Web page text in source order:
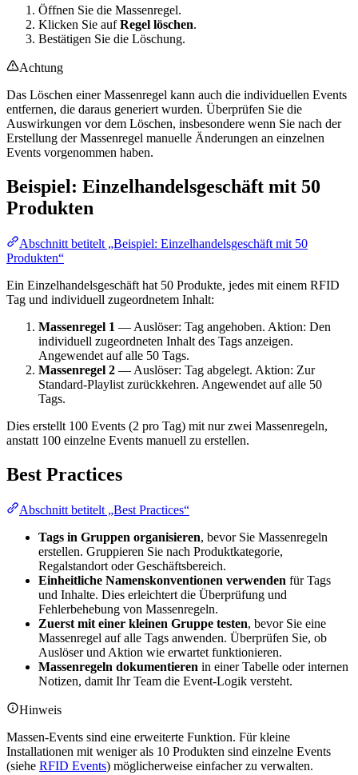
Öffnen Sie die Massenregel.
Klicken Sie aufRegel löschen.
Bestätigen Sie die Löschung.
Achtung
Das Löschen einer Massenregel kann auch die individuellen Events
entfernen, die daraus generiert wurden. Überprüfen Sie die
Auswirkungen vor dem Löschen, insbesondere wenn Sie nach der
Erstellung der Massenregel manuelle Änderungen an einzelnen
Events vorgenommen haben.
Beispiel: Einzelhandelsgeschäft mit 50
Produkten
Abschnitt betitelt „Beispiel: Einzelhandelsgeschäft mit 50
Produkten“
Ein Einzelhandelsgeschäft hat 50 Produkte, jedes mit einem RFID
Tag und individuell zugeordnetem Inhalt:
Massenregel 1 — Auslöser: Tag angehoben. Aktion: Den
individuell zugeordneten Inhalt des Tags anzeigen.
Angewendet auf alle 50 Tags.
Massenregel 2 — Auslöser: Tag abgelegt. Aktion: Zur
Standard-Playlist zurückkehren. Angewendet auf alle 50
Tags.
Dies erstellt 100 Events (2 pro Tag) mit nur zwei Massenregeln,
anstatt 100 einzelne Events manuell zu erstellen.
Best Practices
Abschnitt betitelt „Best Practices“
Tags in Gruppen organisieren, bevor Sie Massenregeln
erstellen. Gruppieren Sie nach Produktkategorie,
Regalstandort oder Geschäftsbereich.
Einheitliche Namenskonventionen verwenden für Tags
und Inhalte. Dies erleichtert die Überprüfung und
Fehlerbehebung von Massenregeln.
Zuerst mit einer kleinen Gruppe testen, bevor Sie eine
Massenregel auf alle Tags anwenden. Überprüfen Sie, ob
Auslöser und Aktion wie erwartet funktionieren.
Massenregeln dokumentieren in einer Tabelle oder internen
Notizen, damit Ihr Team die Event-Logik versteht.
Hinweis
Massen-Events sind eine erweiterte Funktion. Für kleine
Installationen mit weniger als 10 Produkten sind einzelne Events
(siehe RFID Events) möglicherweise einfacher zu verwalten.